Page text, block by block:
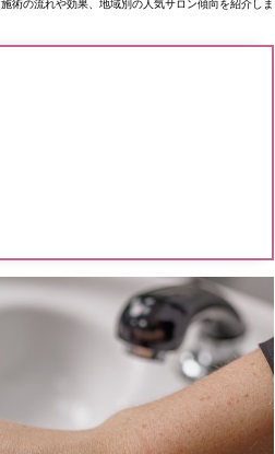
術の流れや効果、地域別の人気サロン傾向を紹介しま